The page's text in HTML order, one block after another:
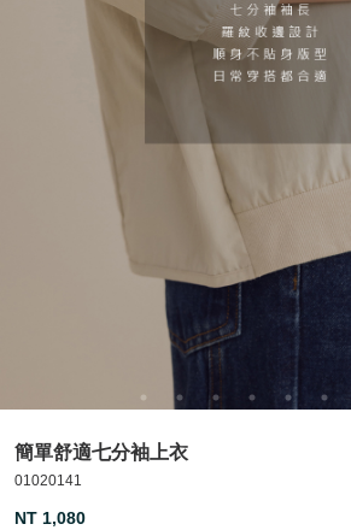
簡單舒適七分袖上衣
01020141
NT 1,080